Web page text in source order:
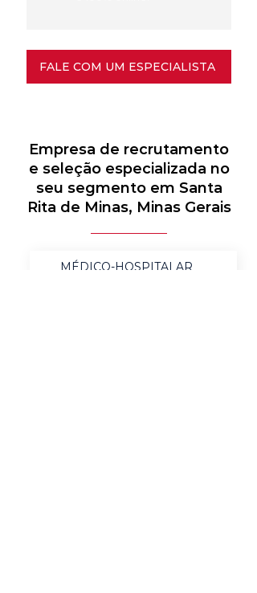
FALE COM UM ESPECIALISTA
Empresa de recrutamento
e seleção especializada no
seu segmento em Santa
Rita de Minas, Minas Gerais
MÉDICO-HOSPITALAR